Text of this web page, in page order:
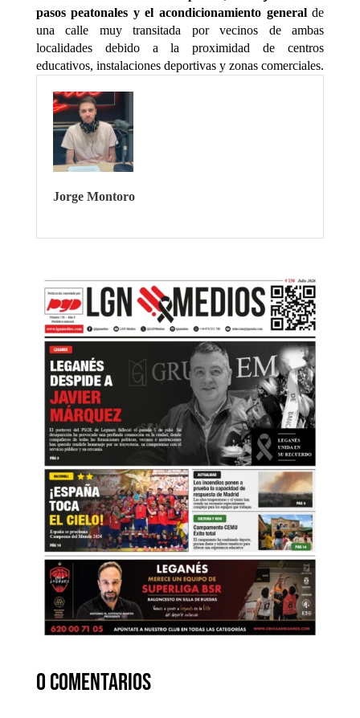
pasos peatonales y el acondicionamiento generalde
una calle muy transitada por vecinos de ambas
localidades debido a la proximidad de centros
educativos, instalaciones deportivas y zonas comerciales.
Jorge Montoro
0 comentarios